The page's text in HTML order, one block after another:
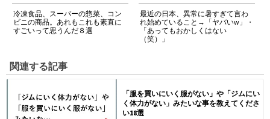
冷凍食品、スーパーの惣菜、コン
ビニの商品。あれもこれも素直に
すごいって思うんだ８選
最近の日本、異常に暑すぎて言わ
れ始めていること→「ヤバいw」・
「あってもおかしくはない
（笑）」
関連する記事
「服を買いにいく服がない」や「ジムにい
く体力がない」みたいな事を教えてくださ
い18選